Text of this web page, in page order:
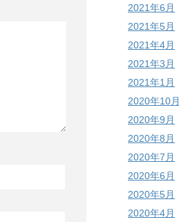
2021年6月
2021年5月
2021年4月
2021年3月
2021年1月
2020年10月
2020年9月
2020年8月
2020年7月
2020年6月
2020年5月
2020年4月